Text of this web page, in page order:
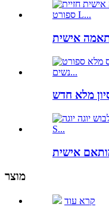
מוצר
קרא עוד